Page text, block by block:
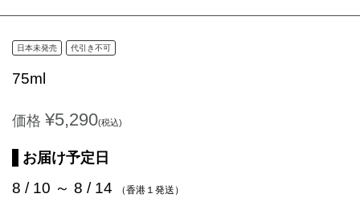
日本未発売 代引き不可
75ml
価格 ¥5,290(税込)
お届け予定日
8 / 10 ～ 8 / 14 （香港１発送）